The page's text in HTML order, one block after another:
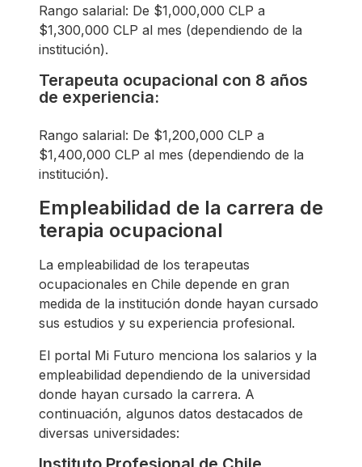
Rango salarial: De $1,000,000 CLP a
$1,300,000 CLP al mes (dependiendo de la
institución).
Terapeuta ocupacional con 8 años
de experiencia:
Rango salarial: De $1,200,000 CLP a
$1,400,000 CLP al mes (dependiendo de la
institución).
Empleabilidad de la carrera de
terapia ocupacional
La empleabilidad de los terapeutas
ocupacionales en Chile depende en gran
medida de la institución donde hayan cursado
sus estudios y su experiencia profesional.
El portal Mi Futuro menciona los salarios y la
empleabilidad dependiendo de la universidad
donde hayan cursado la carrera. A
continuación, algunos datos destacados de
diversas universidades: